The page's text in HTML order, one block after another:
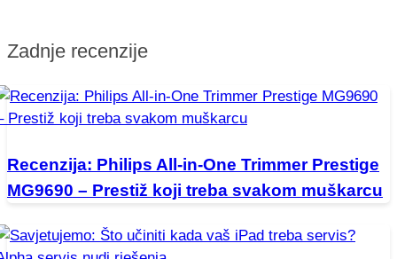
Zadnje recenzije
Recenzija: Philips All-in-One Trimmer Prestige
MG9690 – Prestiž koji treba svakom muškarcu